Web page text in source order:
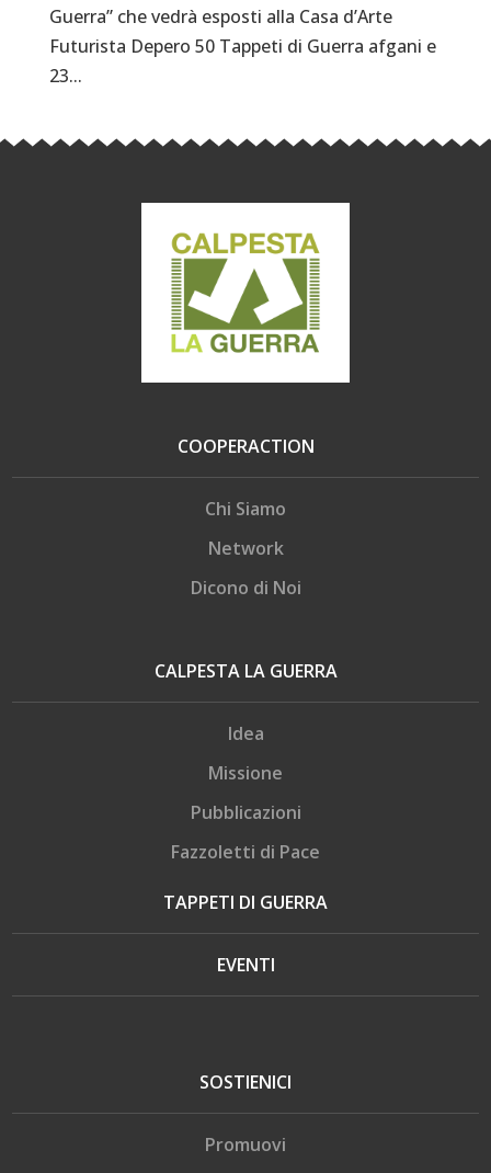
Guerra” che vedrà esposti alla Casa d’Arte
Futurista Depero 50 Tappeti di Guerra afgani e
23...
COOPERACTION
Chi Siamo
Network
Dicono di Noi
CALPESTA LA GUERRA
Idea
Missione
Pubblicazioni
Fazzoletti di Pace
TAPPETI DI GUERRA
EVENTI
SOSTIENICI
Promuovi